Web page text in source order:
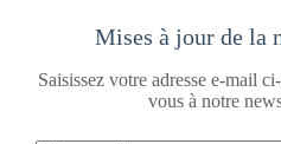
Mises à jour de la
Saisissez votre adresse e-mail
vous à notre